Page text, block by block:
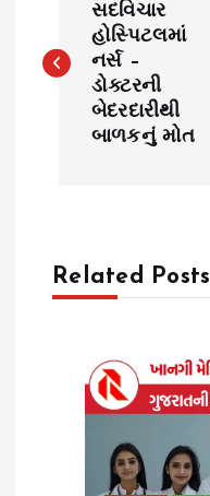
s
v
સદવિચાર
હોસ્પિટલમાં
નર્સ –
ડોક્ટરની
બેદરદારીથી
બાળકનું મોત
Related Posts